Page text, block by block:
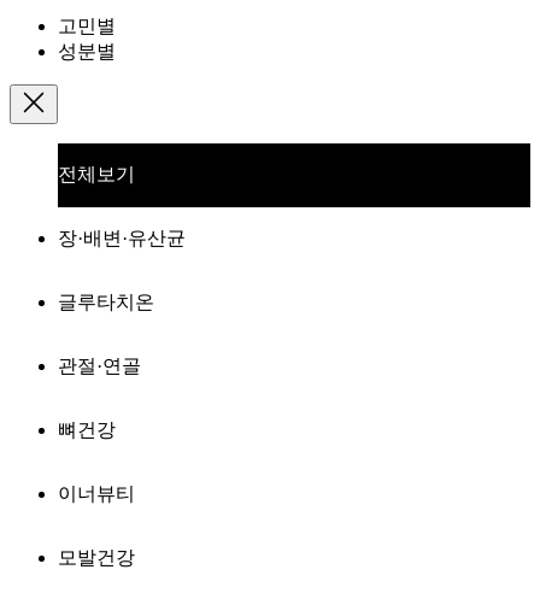
고민별
성분별
전체보기
장·배변·유산균
글루타치온
관절·연골
뼈건강
이너뷰티
모발건강